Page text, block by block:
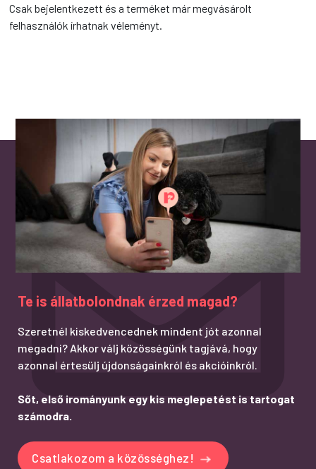
Csak bejelentkezett és a terméket már megvásárolt
felhasználók írhatnak véleményt.
Te is állatbolondnak érzed magad?
Szeretnél kiskedvencednek mindent jót azonnal
megadni? Akkor válj közösségünk tagjává, hogy
azonnal értesülj újdonságainkról és akcióinkról.
Sőt, első irományunk egy kis meglepetést is tartogat
számodra.
Csatlakozom a közösséghez!